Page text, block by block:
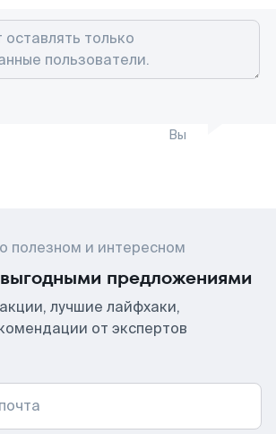
Вы
полезном и интересном
предложениями
лучшие лайфхаки,
от экспертов